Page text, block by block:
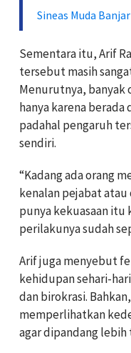
Sineas Muda
Sementara itu, Arif
tersebut masih
Menurutnya, banyak
hanya karena
padahal pengaruh
sendiri.
“Kadang ada orang
kenalan pejabat atau
punya kekuasaan itu
perilakunya sudah
Arif juga menyebut
kehidupan sehari-
dan birokrasi.
memperlihatkan
agar dipandang lebih